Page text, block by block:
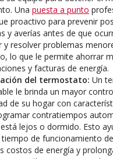
Una puesta a punto
proactivo para prevenir
y averías antes de que
y resolver problemas
lo que le permite ahorrar
y facturas de energía.
del termostato: Un
le brinda un mayor
de su hogar con
contratiempos
lejos o dormido. Esto
tiempo de funcionamiento
costos de energía y